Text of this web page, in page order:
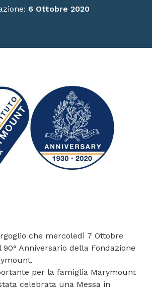
6 Ottobre 2020
che mercoledì 7 Ottobre
Anniversario della Fondazione
per la famiglia Marymount
celebrata una Messa in